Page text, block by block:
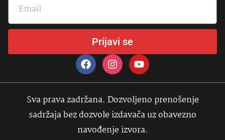
Prijavi se
Sva prava zadržana. Dozvoljeno prenošenje
sadržaja bez dozvole izdavača uz obavezno
navođenje izvora.